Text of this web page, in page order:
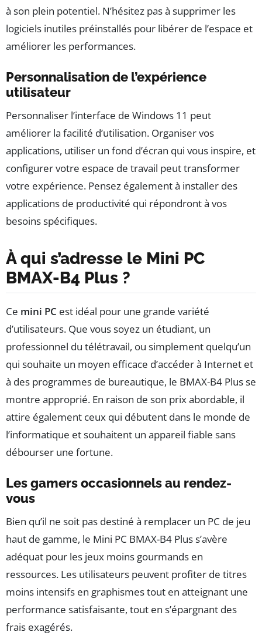
à son plein potentiel. N’hésitez pas à supprimer les
logiciels inutiles préinstallés pour libérer de l’espace et
améliorer les performances.
Personnalisation de l’expérience
utilisateur
Personnaliser l’interface de Windows 11 peut
améliorer la facilité d’utilisation. Organiser vos
applications, utiliser un fond d’écran qui vous inspire, et
configurer votre espace de travail peut transformer
votre expérience. Pensez également à installer des
applications de productivité qui répondront à vos
besoins spécifiques.
À qui s’adresse le Mini PC
BMAX-B4 Plus ?
Ce mini PC est idéal pour une grande variété
d’utilisateurs. Que vous soyez un étudiant, un
professionnel du télétravail, ou simplement quelqu’un
qui souhaite un moyen efficace d’accéder à Internet et
à des programmes de bureautique, le BMAX-B4 Plus se
montre approprié. En raison de son prix abordable, il
attire également ceux qui débutent dans le monde de
l’informatique et souhaitent un appareil fiable sans
débourser une fortune.
Les gamers occasionnels au rendez-
vous
Bien qu’il ne soit pas destiné à remplacer un PC de jeu
haut de gamme, le Mini PC BMAX-B4 Plus s’avère
adéquat pour les jeux moins gourmands en
ressources. Les utilisateurs peuvent profiter de titres
moins intensifs en graphismes tout en atteignant une
performance satisfaisante, tout en s’épargnant des
frais exagérés.